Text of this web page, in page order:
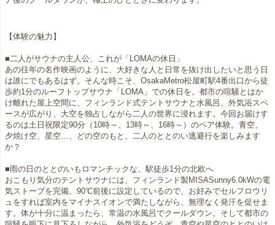
【体験の魅力】
■二人がサウナの主人公、これが「LOMAの休日」
あの往年の名作映画のように、大好きな人と日常を抜け出したいと思う日
は誰にでもあるはず。そんな時こそ、OsakaMetro松屋町駅4番出口から徒
歩約1分のルーフトップサウナ「LOMA」での休日を。都市の喧騒とはか
け離れた屋上空間に、フィンランド式テントサウナと水風呂、外気浴スペ
ースが広がり、大空を独占しながら二人の世界に浸れます。今回お届けす
るのは土日祝限定90分（10時～、13時～、16時～）のペア体験。青空、
夕焼け空、星空…、どの空のもと、二人のととのい逃避行を楽しみます
か？
■雨の日のととのいもロマンチックな、駅徒歩1分の北欧へ
おこもり気分のテントサウナには、フィンランド製MISASunny6.0kWの電
気ストーブを完備。90℃前後に設定しているので、お好みでセルフロウリ
ュをすれば室内をマイナスイオンで満たしながら、無理なく発汗を促せま
す。体が十分に温まったら、常温の水風呂でクールダウン。そして都市の